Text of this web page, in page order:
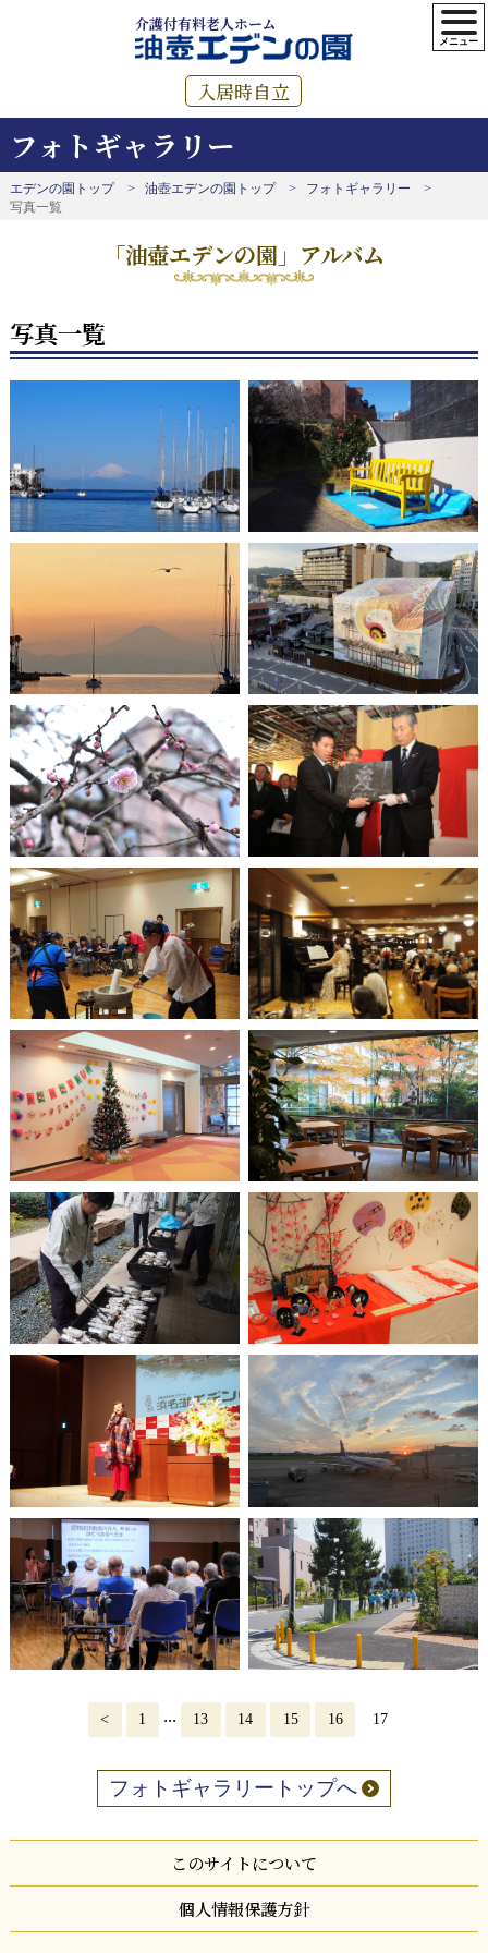
介護付有料老人ホーム
入居時自立
フォトギャラリー
エデンの園トップ 油壺エデンの園トップ
フォトギャラリー
写真一覧
「油壺エデンの園」アルバム
写真一覧
< 1 ... 13 14 15 16 17
フォトギャラリートップへ
このサイトについて
個人情報保護方針